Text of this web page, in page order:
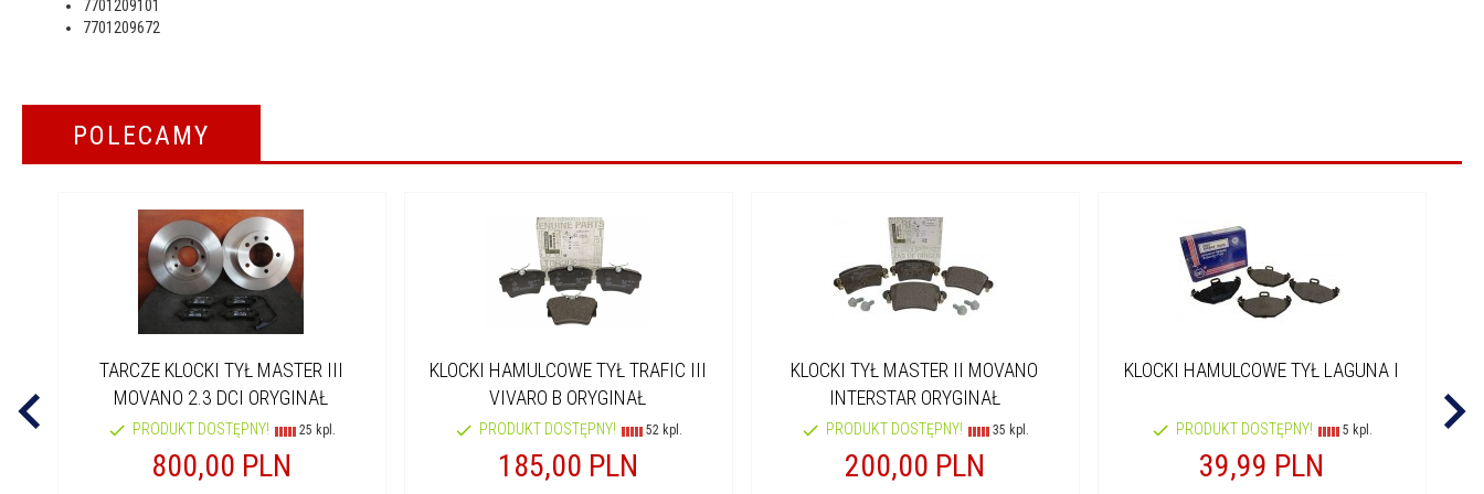
7701209101
7701209672
POLECAMY
TARCZE KLOCKI TYŁ MASTER III
MOVANO 2.3 DCI ORYGINAŁ
PRODUKT DOSTĘPNY! 25 kpl.
800,00 PLN
KLOCKI HAMULCOWE TYŁ TRAFIC III
VIVARO B ORYGINAŁ
PRODUKT DOSTĘPNY! 52 kpl.
185,00 PLN
KLOCKI TYŁ MASTER II MOVANO
INTERSTAR ORYGINAŁ
PRODUKT DOSTĘPNY! 35 kpl.
200,00 PLN
KLOCKI HAMULCOWE TYŁ LAGUNA I
PRODUKT DOSTĘPNY! 5 kpl.
39,99 PLN